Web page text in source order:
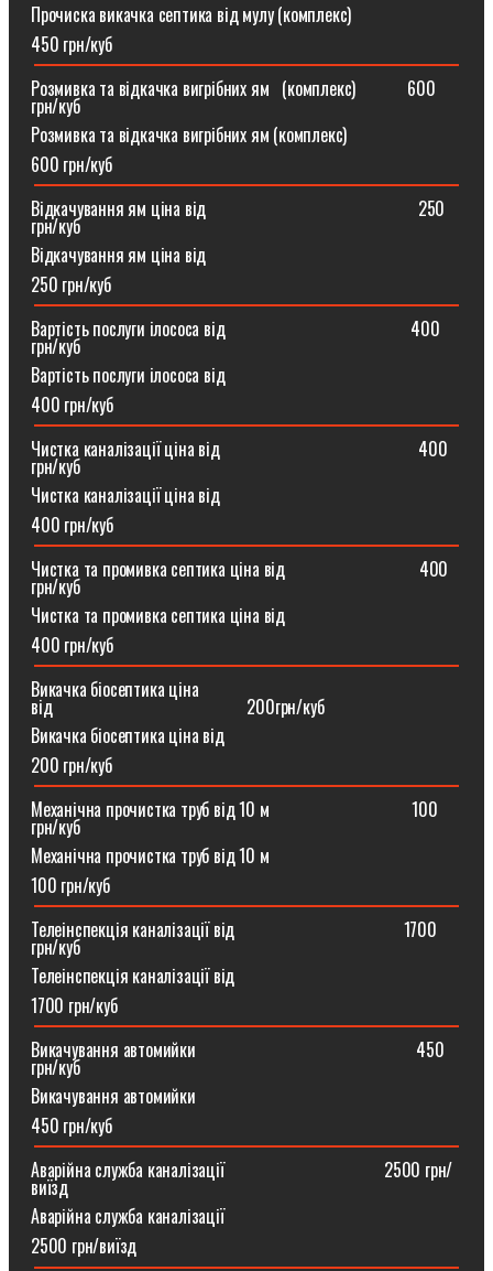
Прочиска викачка септика від мулу (комплекс)
450 грн/куб
Розмивка та відкачка вигрібних ям⠀(комплекс)⠀⠀⠀⠀600
грн/куб
Розмивка та відкачка вигрібних ям (комплекс)⠀
600 грн/куб
Відкачування ям ціна від ⠀⠀⠀⠀⠀⠀⠀⠀⠀⠀⠀⠀⠀⠀⠀⠀250
грн/куб
Відкачування ям ціна від
250 грн/куб
Вартість послуги ілососа від ⠀⠀⠀⠀⠀⠀⠀⠀⠀⠀⠀⠀⠀⠀400
грн/куб
Вартість послуги ілососа від
400 грн/куб
Чистка каналізації ціна від ⠀⠀⠀⠀⠀⠀⠀⠀⠀⠀⠀⠀⠀⠀⠀400
грн/куб
Чистка каналізації ціна від
400 грн/куб
Чистка та промивка септика ціна від ⠀⠀⠀⠀⠀⠀⠀⠀⠀⠀400
грн/куб
Чистка та промивка септика ціна від
400 грн/куб
Викачка біосептика ціна
від⠀⠀⠀⠀⠀⠀⠀⠀⠀⠀⠀⠀⠀⠀⠀200грн/куб
Викачка біосептика ціна від
200 грн/куб
Механічна прочистка труб від 10 м⠀⠀⠀⠀⠀⠀⠀⠀⠀⠀⠀100
грн/куб
Механічна прочистка труб від 10 м
100 грн/куб
Телеінспекція каналізації від⠀⠀⠀⠀⠀⠀⠀⠀⠀⠀⠀⠀⠀1700
грн/куб
Телеінспекція каналізації від
1700 грн/куб
Викачування автомийки⠀⠀⠀⠀⠀⠀⠀⠀⠀⠀⠀⠀⠀⠀⠀⠀⠀450
грн/куб
Викачування автомийки
450 грн/куб
Аварійна служба каналізації ⠀⠀⠀⠀⠀⠀⠀⠀⠀⠀⠀⠀2500 грн/
виїзд
Аварійна служба каналізації
2500 грн/виїзд